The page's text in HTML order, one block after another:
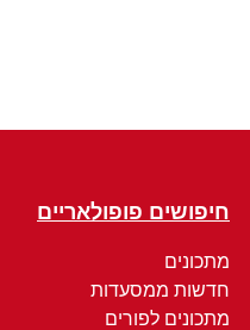
חיפושים פופולאריים
מתכונים
חדשות ממסעדות
מתכונים לפורים